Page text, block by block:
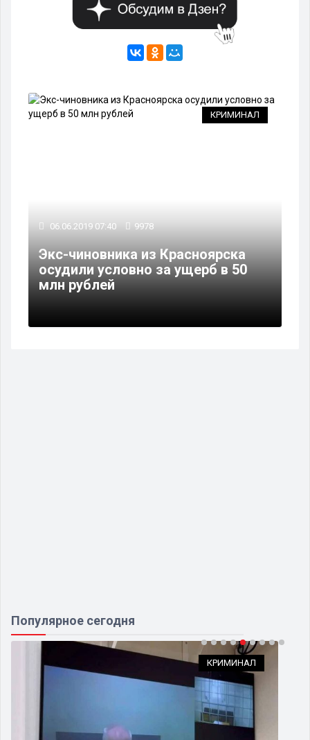
КРИМИНАЛ
06.06.2019 07:40 9978
Экс-чиновника из Красноярска
осудили условно за ущерб в 50
млн рублей
Популярное сегодня
СИЛОВЫЕ СТРУКТУРЫ